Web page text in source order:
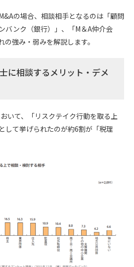
の場合、相談相手となるのは「顧問
バンク（銀行）」、「M＆A仲介会
強み・弱みを解説します。
に相談するメリット・デメ
いて、「リスクテイク行動を取る上
して挙げられたのが約6割が「税理